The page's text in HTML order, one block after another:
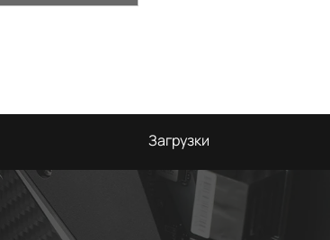
Загрузки